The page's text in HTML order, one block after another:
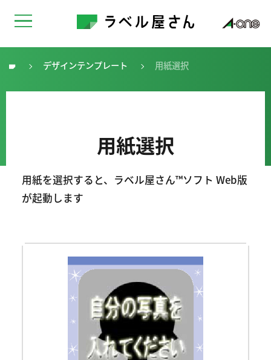
トップ デザインテンプレート 用紙選択
用紙選択
用紙を選択すると、ラベル屋さん™ソフト Web版
が起動します